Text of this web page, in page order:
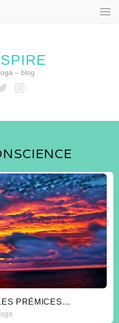
– blog
PRÉMICES…